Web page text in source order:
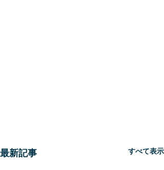
最新記事 すべて表示